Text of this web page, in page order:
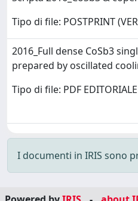
Tipo di file: POSTPRINT
2016_Full dense CoSb3
prepared by oscillated
Tipo di file: PDF EDITORIALE
I documenti in IRIS sono